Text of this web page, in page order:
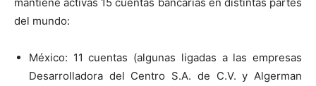
del mundo:
México: 11 cuentas (algunas ligadas a las empresas
Desarrolladora del Centro S.A. de C.V. y Algerman